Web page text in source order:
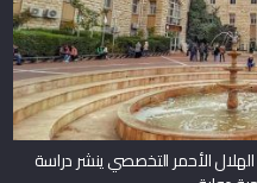
الأحمر التخصصي ينشر دراسة